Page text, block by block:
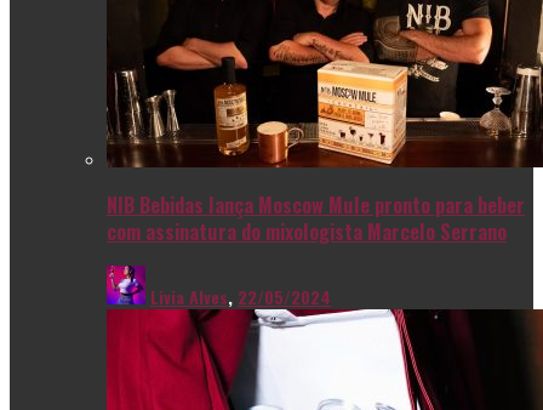
NIB Bebidas lança Moscow Mule pronto para beber
com assinatura do mixologista Marcelo Serrano
Livia Alves, 22/05/2024